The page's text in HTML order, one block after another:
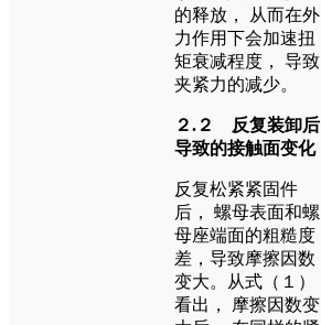
的释放， 从而在外
力作用下会加速扭
矩衰减程度， 导致
夹紧力的减少。
２.２ 反复装卸后
导致的接触面变化
反复松紧紧固件
后， 螺母表面和螺
母座端面的粗糙度
差，导致摩擦因数
变大。从式（１）
看出， 摩擦因数变